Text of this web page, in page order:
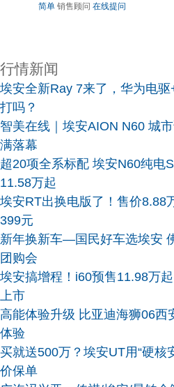
简单 销售顾问 在线提问
行情新闻
埃安全新Ray 7来了，华为电
打吗？
智美在线｜埃安AION N60 城
满落幕
超20项全系标配 埃安N60纯电
11.58万起
埃安RT出换电版了！售价8.88
399元
新年换新车—国民好车选埃安
团购会
埃安搞增程！i60预售11.98万
上市
高能体验升级 比亚迪海狮06西
体验
买就送500万？埃安UT用“硬核
价保单